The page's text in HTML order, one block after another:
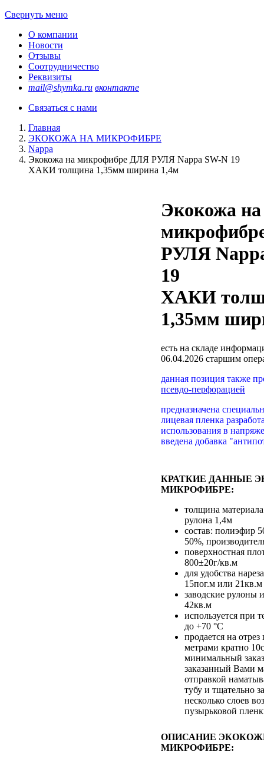
Свернуть меню
О компании
Новости
Отзывы
Соотрудничество
Реквизиты
mail@shymka.ru вконтакте
Связаться с нами
Главная
ЭКОКОЖА НА МИКРОФИБРЕ
Nappa
Экокожа на микрофибре ДЛЯ РУЛЯ Nappa SW-N 19
ХАКИ толщина 1,35мм ширина 1,4м
Экокожа на
РУЛЯ
19
ХАКИ
1,35мм
есть на складе
06.04.2026 старшим
данная позиция также
псевдо-перфорацией
предназначена
лицевая пленка
использования в
введена добавка
КРАТКИЕ ДАННЫЕ
МИКРОФИБРЕ:
толщина
рулона 1,4м
состав: полиэфир
50%,
поверхностная
800±20г/кв.м
для удобства
15пог.м или 21кв.м
заводские рулоны
42кв.м
используется при
до +70 °С
продается на
метрами кратно
минимальный
заказанный Вами
отправкой
тубу и тщательно
несколько слоев
пузырьковой
ОПИСАНИЕ
МИКРОФИБРЕ: